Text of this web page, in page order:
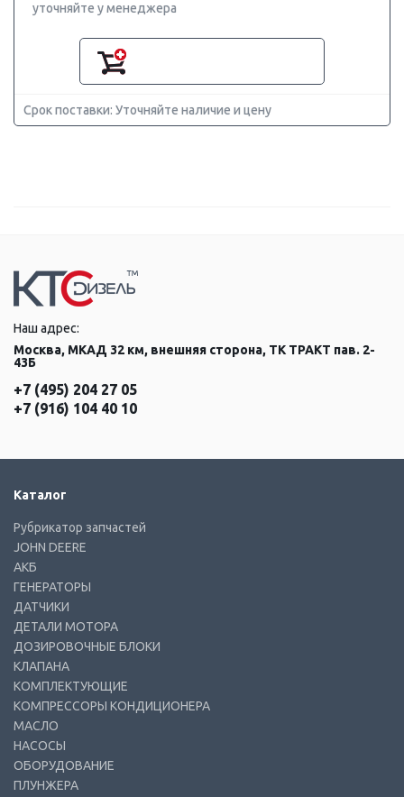
уточняйте у менеджера
Срок поставки: Уточняйте наличие и цену
Наш адрес:
Москва, МКАД 32 км, внешняя сторона, ТК ТРАКТ пав. 2-
43Б
+7 (495) 204 27 05
+7 (916) 104 40 10
Каталог
Рубрикатор запчастей
JOHN DEERE
АКБ
ГЕНЕРАТОРЫ
ДАТЧИКИ
ДЕТАЛИ МОТОРА
ДОЗИРОВОЧНЫЕ БЛОКИ
КЛАПАНА
КОМПЛЕКТУЮЩИЕ
КОМПРЕССОРЫ КОНДИЦИОНЕРА
МАСЛО
НАСОСЫ
ОБОРУДОВАНИЕ
ПЛУНЖЕРА